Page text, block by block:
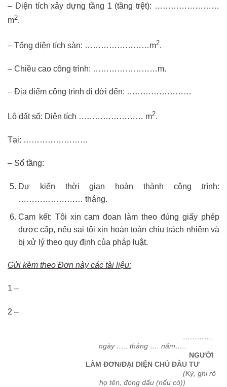
– Diện tích xây dựng tầng 1 (tầng trệt): ……………………
m2.
– Tổng diện tích sàn: ……………………m2.
– Chiều cao công trình: ……………………m.
– Địa điểm công trình di dời đến: ……………………
Lô đất số: Diện tích …………………… m2.
Tại: ……………………
– Số tầng:
Dự kiến thời gian hoàn thành công trình:
…………………… tháng.
Cam kết: Tôi xin cam đoan làm theo đúng giấy phép
được cấp, nếu sai tôi xin hoàn toàn chịu trách nhiệm và
bị xử lý theo quy định của pháp luật.
Gửi kèm theo Đơn này các tài liệu:
1 –
2 –
…………,
ngày ….. tháng …. năm…..
NGƯỜI
LÀM ĐƠN/ĐẠI DIỆN CHỦ ĐẦU TƯ
(Ký, ghi rõ
họ tên, đóng dấu (nếu có))